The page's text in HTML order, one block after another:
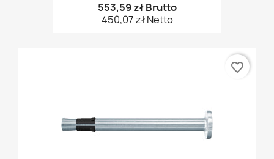
553,59 zł Brutto
450,07 zł Netto
favorite_border